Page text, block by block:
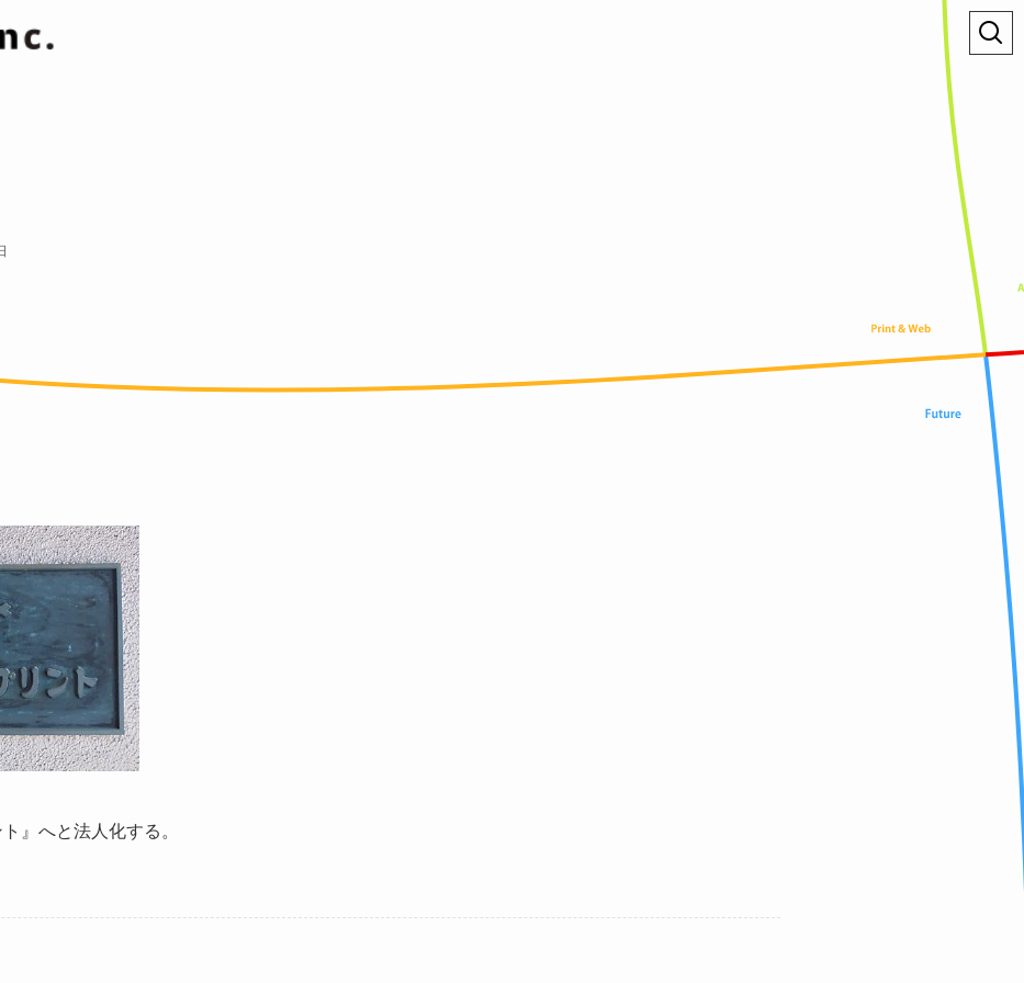
』へと法人化する。